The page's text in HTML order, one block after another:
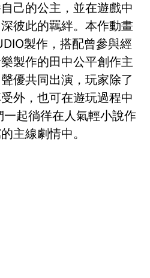
己的公主，並在遊戲中
彼此的羈絆。本作動畫
製作，搭配曾參與經
製作的田中公平創作主
優共同出演，玩家除了
外，也可在遊玩過程中
起徜徉在人氣輕小說作
主線劇情中。